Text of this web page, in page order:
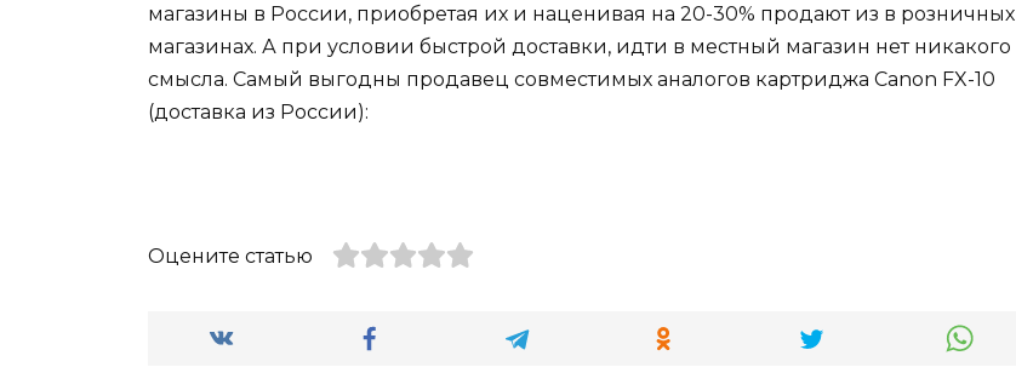
магазины в России, приобретая их и наценивая на 20-30% продают из в розничных
магазинах. А при условии быстрой доставки, идти в местный магазин нет никакого
смысла. Самый выгодны продавец совместимых аналогов картриджа Canon FX-10
(доставка из России):
Оцените статью